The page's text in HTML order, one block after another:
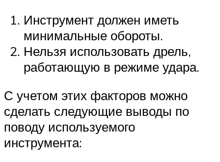
Инструмент должен иметь
минимальные обороты.
Нельзя использовать дрель,
работающую в режиме удара.
С учетом этих факторов можно
сделать следующие выводы по
поводу используемого
инструмента: